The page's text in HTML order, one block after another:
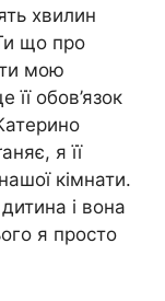
хвилин
що про
мою
обов’язок
я її
кімнати.
і вона
я просто